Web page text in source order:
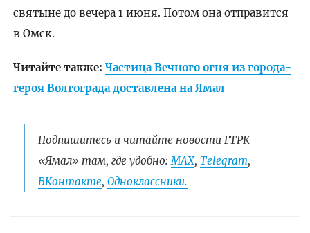
святыне до вечера 1 июня. Потом она отправится
в Омск.
Читайте также: Частица Вечного огня из города-
героя Волгограда доставлена на Ямал
Подпишитесь и читайте новости ГТРК
«Ямал» там, где удобно:МАХ, Telegram,
ВКонтакте, Одноклассники.